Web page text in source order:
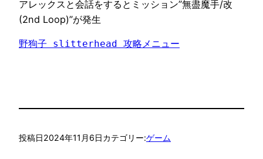
アレックスと会話をするとミッション”無盡魔手/改
(2nd Loop)”が発生
野狗子 slitterhead 攻略メニュー
投稿日2024年11月6日カテゴリー:ゲーム